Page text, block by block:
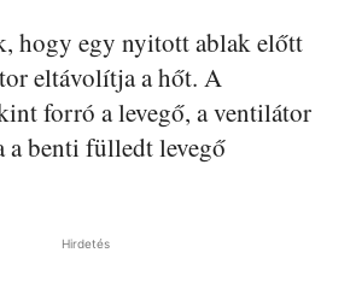
hogy egy nyitott ablak előtt
eltávolítja a hőt. A
forró a levegő, a ventilátor
a benti fülledt levegő
Hirdetés